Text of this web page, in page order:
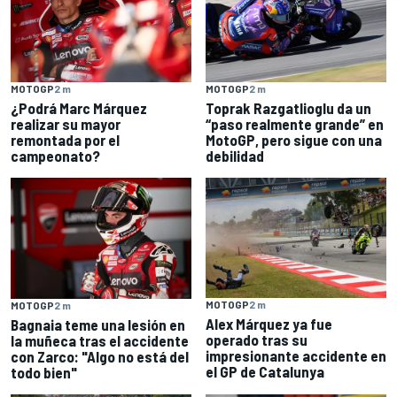
MOTOGP2 m
¿Podrá Marc Márquez
realizar su mayor
remontada por el
campeonato?
MOTOGP2 m
Toprak Razgatlioglu da un
“paso realmente grande” en
MotoGP, pero sigue con una
debilidad
MOTOGP2 m
Bagnaia teme una lesión en
la muñeca tras el accidente
con Zarco: "Algo no está del
todo bien"
MOTOGP2 m
Alex Márquez ya fue
operado tras su
impresionante accidente en
el GP de Catalunya